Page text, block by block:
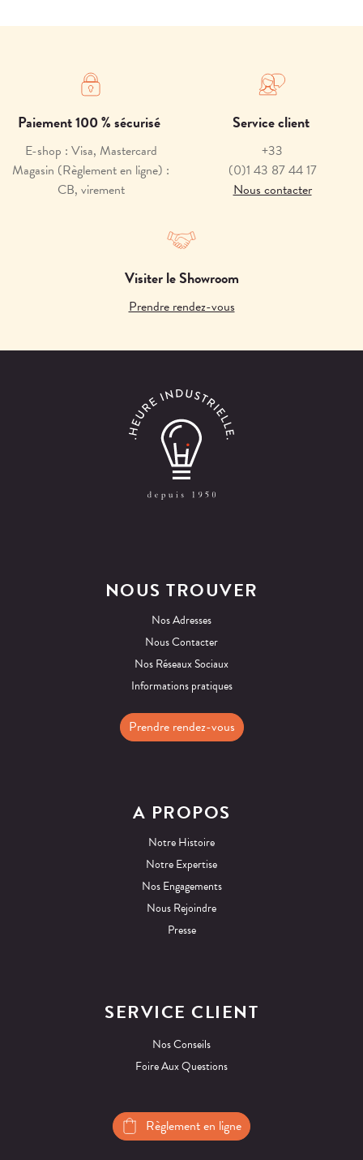
Paiement 100 % sécurisé
E-shop : Visa, Mastercard
Magasin (Règlement en ligne) :
CB, virement
Service client
+33
(0)1 43 87 44 17
Nous contacter
Visiter le Showroom
Prendre rendez-vous
NOUS TROUVER
Nos Adresses
Nous Contacter
Nos Réseaux Sociaux
Informations pratiques
Prendre rendez-vous
A PROPOS
Notre Histoire
Notre Expertise
Nos Engagements
Nous Rejoindre
Presse
SERVICE CLIENT
Nos Conseils
Foire Aux Questions
Règlement en ligne